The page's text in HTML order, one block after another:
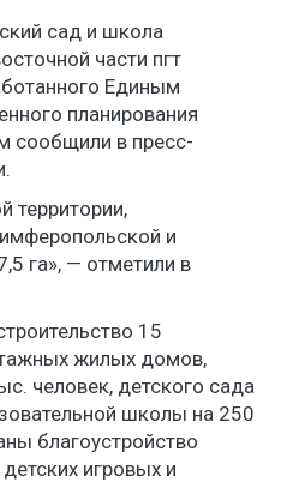
сад и школа
части пгт
Единым
планирования
сообщили в пресс-
территории,
и
га», — отметили в
15
жилых домов,
человек, детского сада
школы на 250
благоустройство
игровых и